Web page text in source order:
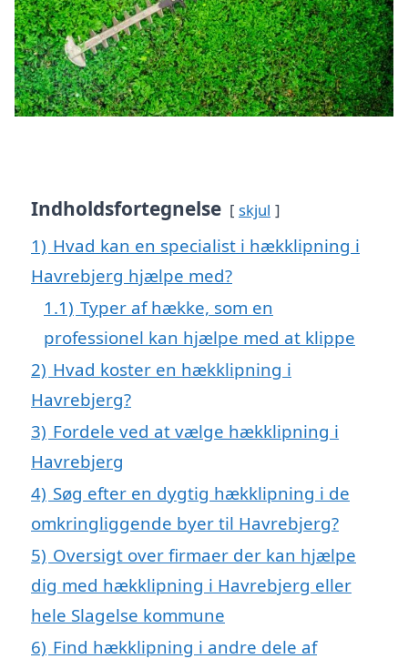
Indholdsfortegnelse skjul
1) Hvad kan en specialist i hækklipning i
Havrebjerg hjælpe med?
1.1) Typer af hække, som en
professionel kan hjælpe med at klippe
2) Hvad koster en hækklipning i
Havrebjerg?
3) Fordele ved at vælge hækklipning i
Havrebjerg
4) Søg efter en dygtig hækklipning i de
omkringliggende byer til Havrebjerg?
5) Oversigt over firmaer der kan hjælpe
dig med hækklipning i Havrebjerg eller
hele Slagelse kommune
6) Find hækklipning i andre dele af